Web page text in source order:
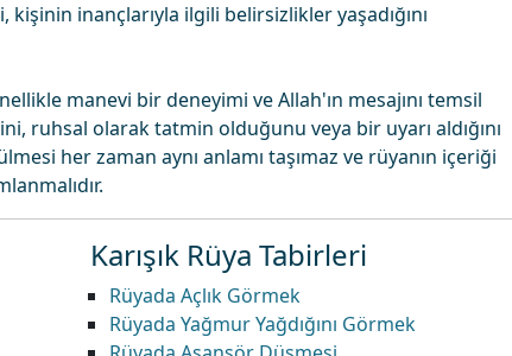
inançlarıyla ilgili belirsizlikler yaşadığını
manevi bir deneyimi ve Allah'ın mesajını temsil
ruhsal olarak tatmin olduğunu veya bir uyarı aldığını
her zaman aynı anlamı taşımaz ve rüyanın içeriği
Karışık Rüya Tabirleri
Rüyada Açlık Görmek
Rüyada Yağmur Yağdığını Görmek